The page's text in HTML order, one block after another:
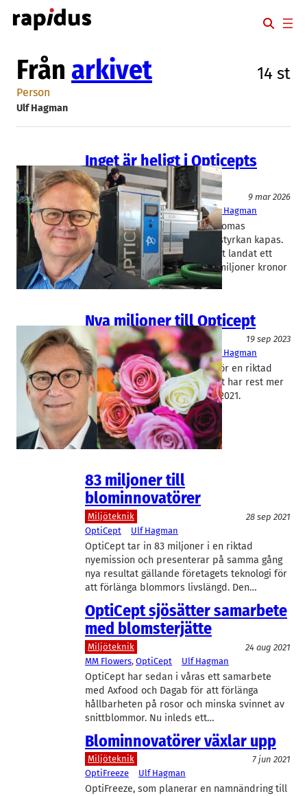
Hoppa
till
Från arkivet 14 st
Person
Ulf Hagman
Inget är heligt i Opticepts
åtgärdsprogram
Livsmedel/Functional Food
9 mar 2026
OptiCept
Thomas Lundqvist, Ulf Hagman
Opticept behöver spara. Vd Thomas
Lundqvist får gå och personalstyrkan kapas.
Samtidigt har foodtech-bolaget landat ett
lukrativt avtal som säkrar 150 miljoner kronor
i licensintäkter.
Nya miljoner till Opticept
Teknik/Verkstadsindustri
19 sep 2023
OptiCept
Thomas Lundqvist, Ulf Hagman
Opticept Technologies genomför en riktad
nyemission. First North-bolaget har rest mer
än 200 miljoner kronor sedan 2021.
83 miljoner till
blominnovatörer
Miljöteknik
28 sep 2021
OptiCept
Ulf Hagman
OptiCept tar in 83 miljoner i en riktad
nyemission och presenterar på samma gång
nya resultat gällande företagets teknologi för
att förlänga blommors livslängd. Den…
OptiCept sjösätter samarbete
med blomsterjätte
Miljöteknik
24 aug 2021
MM Flowers, OptiCept Ulf Hagman
OptiCept har sedan i våras ett samarbete
med Axfood och Dagab för att förlänga
hållbarheten på rosor och minska svinnet av
snittblommor. Nu inleds ett…
Blominnovatörer växlar upp
Miljöteknik
7 jun 2021
OptiFreeze
Ulf Hagman
OptiFreeze, som planerar en namnändring till